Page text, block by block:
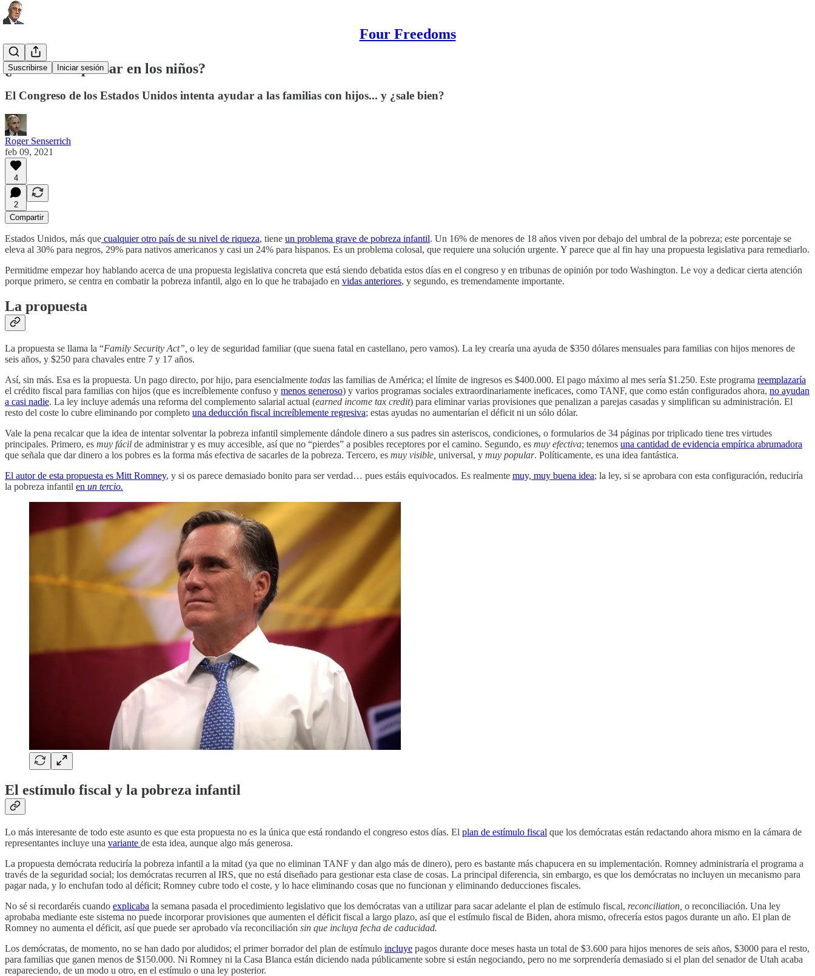
Four Freedoms
Suscribirse Iniciar sesión
¿Nadie va a pensar en los niños?
El Congreso de los Estados Unidos intenta ayudar a las familias con hijos... y ¿sale bien?
Roger Senserrich
feb 09, 2021
4
2
Compartir
Estados Unidos, más que cualquier otro país de su nivel de riqueza, tiene un problema grave de pobreza infantil. Un 16% de menores de 18 años viven por debajo del umbral de la pobreza; este porcentaje se
eleva al 30% para negros, 29% para nativos americanos y casi un 24% para hispanos. Es un problema colosal, que requiere una solución urgente. Y parece que al fin hay una propuesta legislativa para remediarlo.
Permitidme empezar hoy hablando acerca de una propuesta legislativa concreta que está siendo debatida estos días en el congreso y en tribunas de opinión por todo Washington. Le voy a dedicar cierta atención
porque primero, se centra en combatir la pobreza infantil, algo en lo que he trabajado en vidas anteriores, y segundo, es tremendamente importante.
La propuesta
La propuesta se llama la “Family Security Act”, o ley de seguridad familiar (que suena fatal en castellano, pero vamos). La ley crearía una ayuda de $350 dólares mensuales para familias con hijos menores de
seis años, y $250 para chavales entre 7 y 17 años.
Así, sin más. Esa es la propuesta. Un pago directo, por hijo, para esencialmente todas las familias de América; el límite de ingresos es $400.000. El pago máximo al mes sería $1.250. Este programa reemplazaría
el crédito fiscal para familias con hijos (que es increíblemente confuso y menos generoso) y varios programas sociales extraordinariamente ineficaces, como TANF, que como están configurados ahora, no ayudan
a casi nadie. La ley incluye además una reforma del complemento salarial actual (earned income tax credit) para eliminar varias provisiones que penalizan a parejas casadas y simplifican su administración. El
resto del coste lo cubre eliminando por completo una deducción fiscal increíblemente regresiva; estas ayudas no aumentarían el déficit ni un sólo dólar.
Vale la pena recalcar que la idea de intentar solventar la pobreza infantil simplemente dándole dinero a sus padres sin asteriscos, condiciones, o formularios de 34 páginas por triplicado tiene tres virtudes
principales. Primero, es muy fácil de administrar y es muy accesible, así que no “pierdes” a posibles receptores por el camino. Segundo, es muy efectiva; tenemos una cantidad de evidencia empírica abrumadora
que señala que dar dinero a los pobres es la forma más efectiva de sacarles de la pobreza. Tercero, es muy visible, universal, y muy popular. Políticamente, es una idea fantástica.
El autor de esta propuesta es Mitt Romney, y si os parece demasiado bonito para ser verdad… pues estáis equivocados. Es realmente muy, muy buena idea; la ley, si se aprobara con esta configuración, reduciría
la pobreza infantil en un tercio.
El estímulo fiscal y la pobreza infantil
Lo más interesante de todo este asunto es que esta propuesta no es la única que está rondando el congreso estos días. El plan de estímulo fiscal que los demócratas están redactando ahora mismo en la cámara de
representantes incluye una variante de esta idea, aunque algo más generosa.
La propuesta demócrata reduciría la pobreza infantil a la mitad (ya que no eliminan TANF y dan algo más de dinero), pero es bastante más chapucera en su implementación. Romney administraría el programa a
través de la seguridad social; los demócratas recurren al IRS, que no está diseñado para gestionar esta clase de cosas. La principal diferencia, sin embargo, es que los demócratas no incluyen un mecanismo para
pagar nada, y lo enchufan todo al déficit; Romney cubre todo el coste, y lo hace eliminando cosas que no funcionan y eliminando deducciones fiscales.
No sé si recordaréis cuando explicaba la semana pasada el procedimiento legislativo que los demócratas van a utilizar para sacar adelante el plan de estímulo fiscal, reconciliation, o reconciliación. Una ley
aprobaba mediante este sistema no puede incorporar provisiones que aumenten el déficit fiscal a largo plazo, así que el estímulo fiscal de Biden, ahora mismo, ofrecería estos pagos durante un año. El plan de
Romney no aumenta el déficit, así que puede ser aprobado vía reconciliación sin que incluya fecha de caducidad.
Los demócratas, de momento, no se han dado por aludidos; el primer borrador del plan de estímulo incluye pagos durante doce meses hasta un total de $3.600 para hijos menores de seis años, $3000 para el resto,
para familias que ganen menos de $150.000. Ni Romney ni la Casa Blanca están diciendo nada públicamente sobre si están negociando, pero no me sorprendería demasiado si el plan del senador de Utah acaba
reapareciendo, de un modo u otro, en el estímulo o una ley posterior.